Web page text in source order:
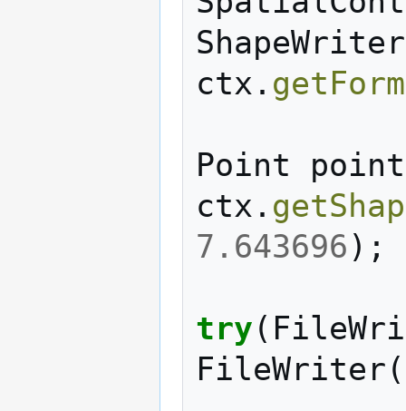
ShapeWriter
ctx .
Point
point
ctx .
7.643696 );
try (
FileWriter (